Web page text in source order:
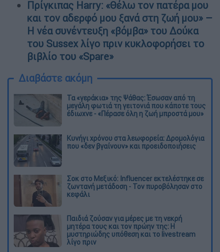
Πρίγκιπας Harry: «Θέλω τον πατέρα μου
και τον αδερφό μου ξανά στη ζωή μου» –
Η νέα συνέντευξη «βόμβα» του Δούκα
του Sussex λίγο πριν κυκλοφορήσει το
βιβλίο του «Spare»
Διαβάστε ακόμη
Τα «γεράκια» της Ψάθας: Έσωσαν από τη
μεγάλη φωτιά τη γειτονιά που κάποτε τους
έδιωχνε - «Πέρασε όλη η ζωή μπροστά μου»
Κυνήγι χρόνου στα λεωφορεία: Δρομολόγια
που «δεν βγαίνουν» και προειδοποιήσεις
Σοκ στο Μεξικό: Influencer εκτελέστηκε σε
ζωντανή μετάδοση - Τον πυροβόλησαν στο
κεφάλι
Παιδιά ζούσαν για μέρες με τη νεκρή
μητέρα τους και τον πρώην της: Η
μυστηριώδης υπόθεση και το livestream
λίγο πριν